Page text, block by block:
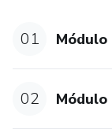
- Problemas na
Passear
- Agressividade
01 Módulo
02 Módulo